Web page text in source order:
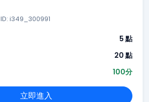
ID: i349_300991
5 點
20 點
100分
立即進入